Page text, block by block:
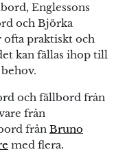
Englessons
och Björka
ofta praktiskt och
kan fällas ihop till
och fällbord från
från
från Bruno
med flera.